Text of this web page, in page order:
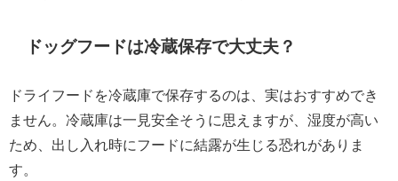
ドッグフードは冷蔵保存で大丈夫？
ドライフードを冷蔵庫で保存するのは、実はおすすめでき
ません。冷蔵庫は一見安全そうに思えますが、湿度が高い
ため、出し入れ時にフードに結露が生じる恐れがありま
す。